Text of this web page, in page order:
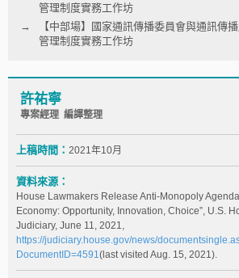
管理制度實務工作坊
【中部場】國家通訊傳播委員會與通訊傳
管理制度實務工作坊
許祐寧
專案經理 編譯整理
上稿時間： 2021年10月
資料來源：
House Lawmakers Release Anti-Monopoly
Economy: Opportunity, Innovation, Choice”, U.S.
Judiciary, June 11, 2021,
https://judiciary.house.gov/news/
DocumentID=4591 (last visited Aug. 15, 2021).